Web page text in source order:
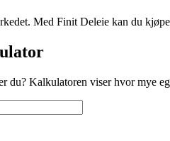
Med Finit Deleie kan du
du? Kalkulatoren viser hvor mye